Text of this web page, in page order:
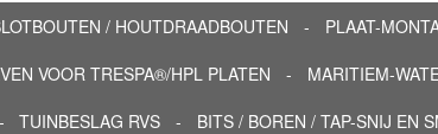
/ HOUTDRAADBOUTEN
PLAAT-
VOOR TRESPA®/HPL PLATEN
MARITIEM-
TUINBESLAG RVS BITS / BOREN / TAP-SNIJ EN